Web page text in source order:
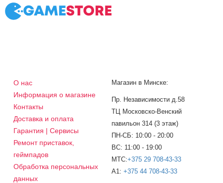
О нас
Информация о магазине
Контакты
Доставка и оплата
Гарантия | Сервисы
Ремонт приставок,
геймпадов
Обработка персональных
данных
Магазин в Минске:
Пр. Независимости д.58
ТЦ Московско-Венский
павильон 314 (3 этаж)
ПН-СБ: 10:00 - 20:00
ВС: 11:00 - 19:00
МТС:+375 29 708-43-33
A1: +375 44 708-43-33